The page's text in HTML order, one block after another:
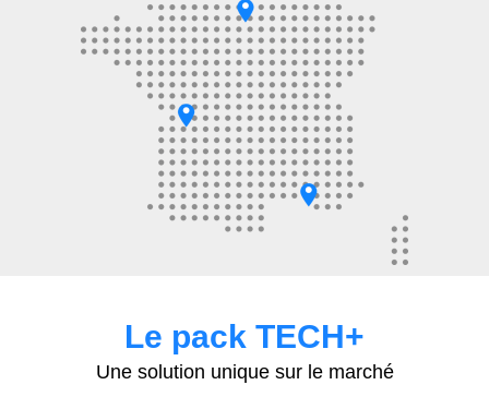
Le pack TECH+
Une solution unique sur le marché